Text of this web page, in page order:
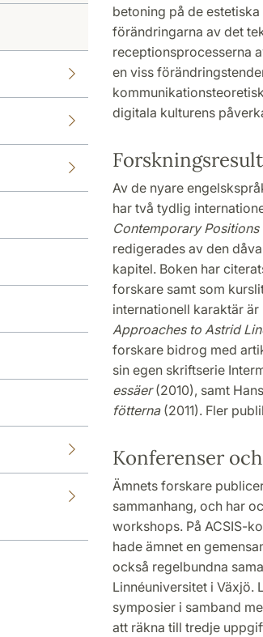
betoning på de
förändringarna av det
receptionsprocesserna
en viss
digitala kulturens
Av de nyare
har två tydlig
Contemporary
redigerades av den
kapitel. Boken har
forskare samt som
internationell karaktär är
Approaches to Astrid
forskare bidrog med
sin egen skriftserie
essäer(2010), samt
fötterna(2011). Fler
Konferenser
Ämnets forskare
sammanhang, och har
workshops. På ACSIS-
hade ämnet en
också regelbundna
Linnéuniversitet i Växjö.
symposier i samband
att räkna till tredje